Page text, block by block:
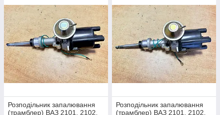
Розподільник запалювання
(трамблер) ВАЗ 2101, 2102,
Розподільник запалювання
(трамблер) ВАЗ 2101, 2102,